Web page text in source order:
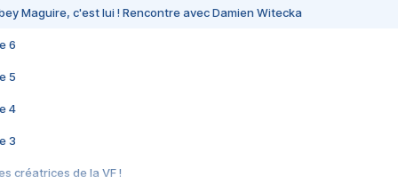
Maguire, c'est lui ! Rencontre avec Damien Witecka
6
5
4
3
créatrices de la VF !